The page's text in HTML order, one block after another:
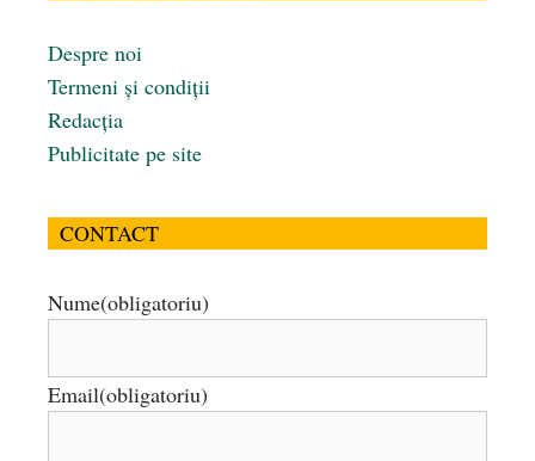
Despre noi
Termeni și condiții
Redacția
Publicitate pe site
CONTACT
Nume(obligatoriu)
Email(obligatoriu)